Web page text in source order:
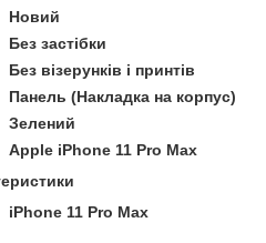
Новий
Без застібки
Без візерунків і принтів
Панель (Накладка на корпус)
Зелений
Apple iPhone 11 Pro Max
iPhone 11 Pro Max